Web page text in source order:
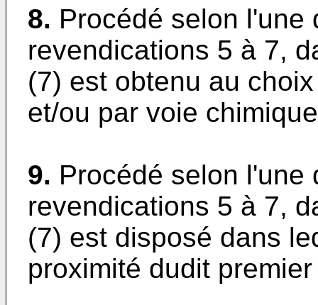
8. Procédé selon l'une
revendications 5 à 7,
(7) est obtenu au
et/ou par voie
9. Procédé selon l'une
revendications 5 à 7,
(7) est disposé dans
proximité dudit